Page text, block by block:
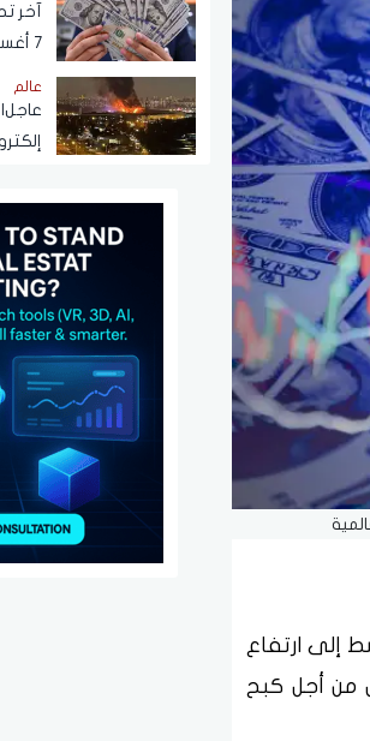
إلى ارتفاع
من ‌أجل كبح
آخر
7 أغسطس 2026 أمام الجنيه المصري
عالم